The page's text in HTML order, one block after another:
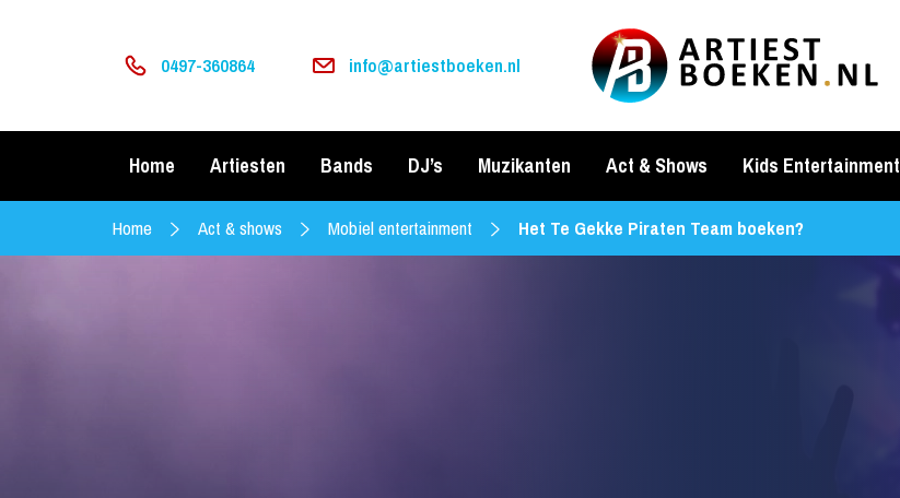
0497-360864 info@artiestboeken.nl
Home Artiesten Bands DJ’s Muzikanten Act & Shows Kids Entertainment
Home Act & shows Mobiel entertainment Het Te Gekke Piraten Team boeken?